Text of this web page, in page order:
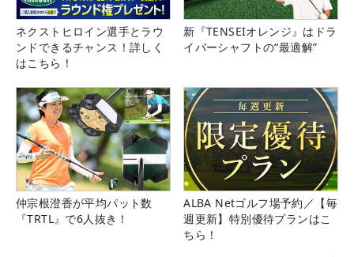
ネクストヒロイン選手とラウ
ンドできるチャンス！詳しく
はこちら！
新『TENSEIオレンジ』はドラ
イバーシャフトの“最適解”
仲宗根澄香が平均パット数
『TRTL』で6人抜き！
ALBA Netゴルフ場予約／【毎
週更新】特別優待プランはこ
ちら！